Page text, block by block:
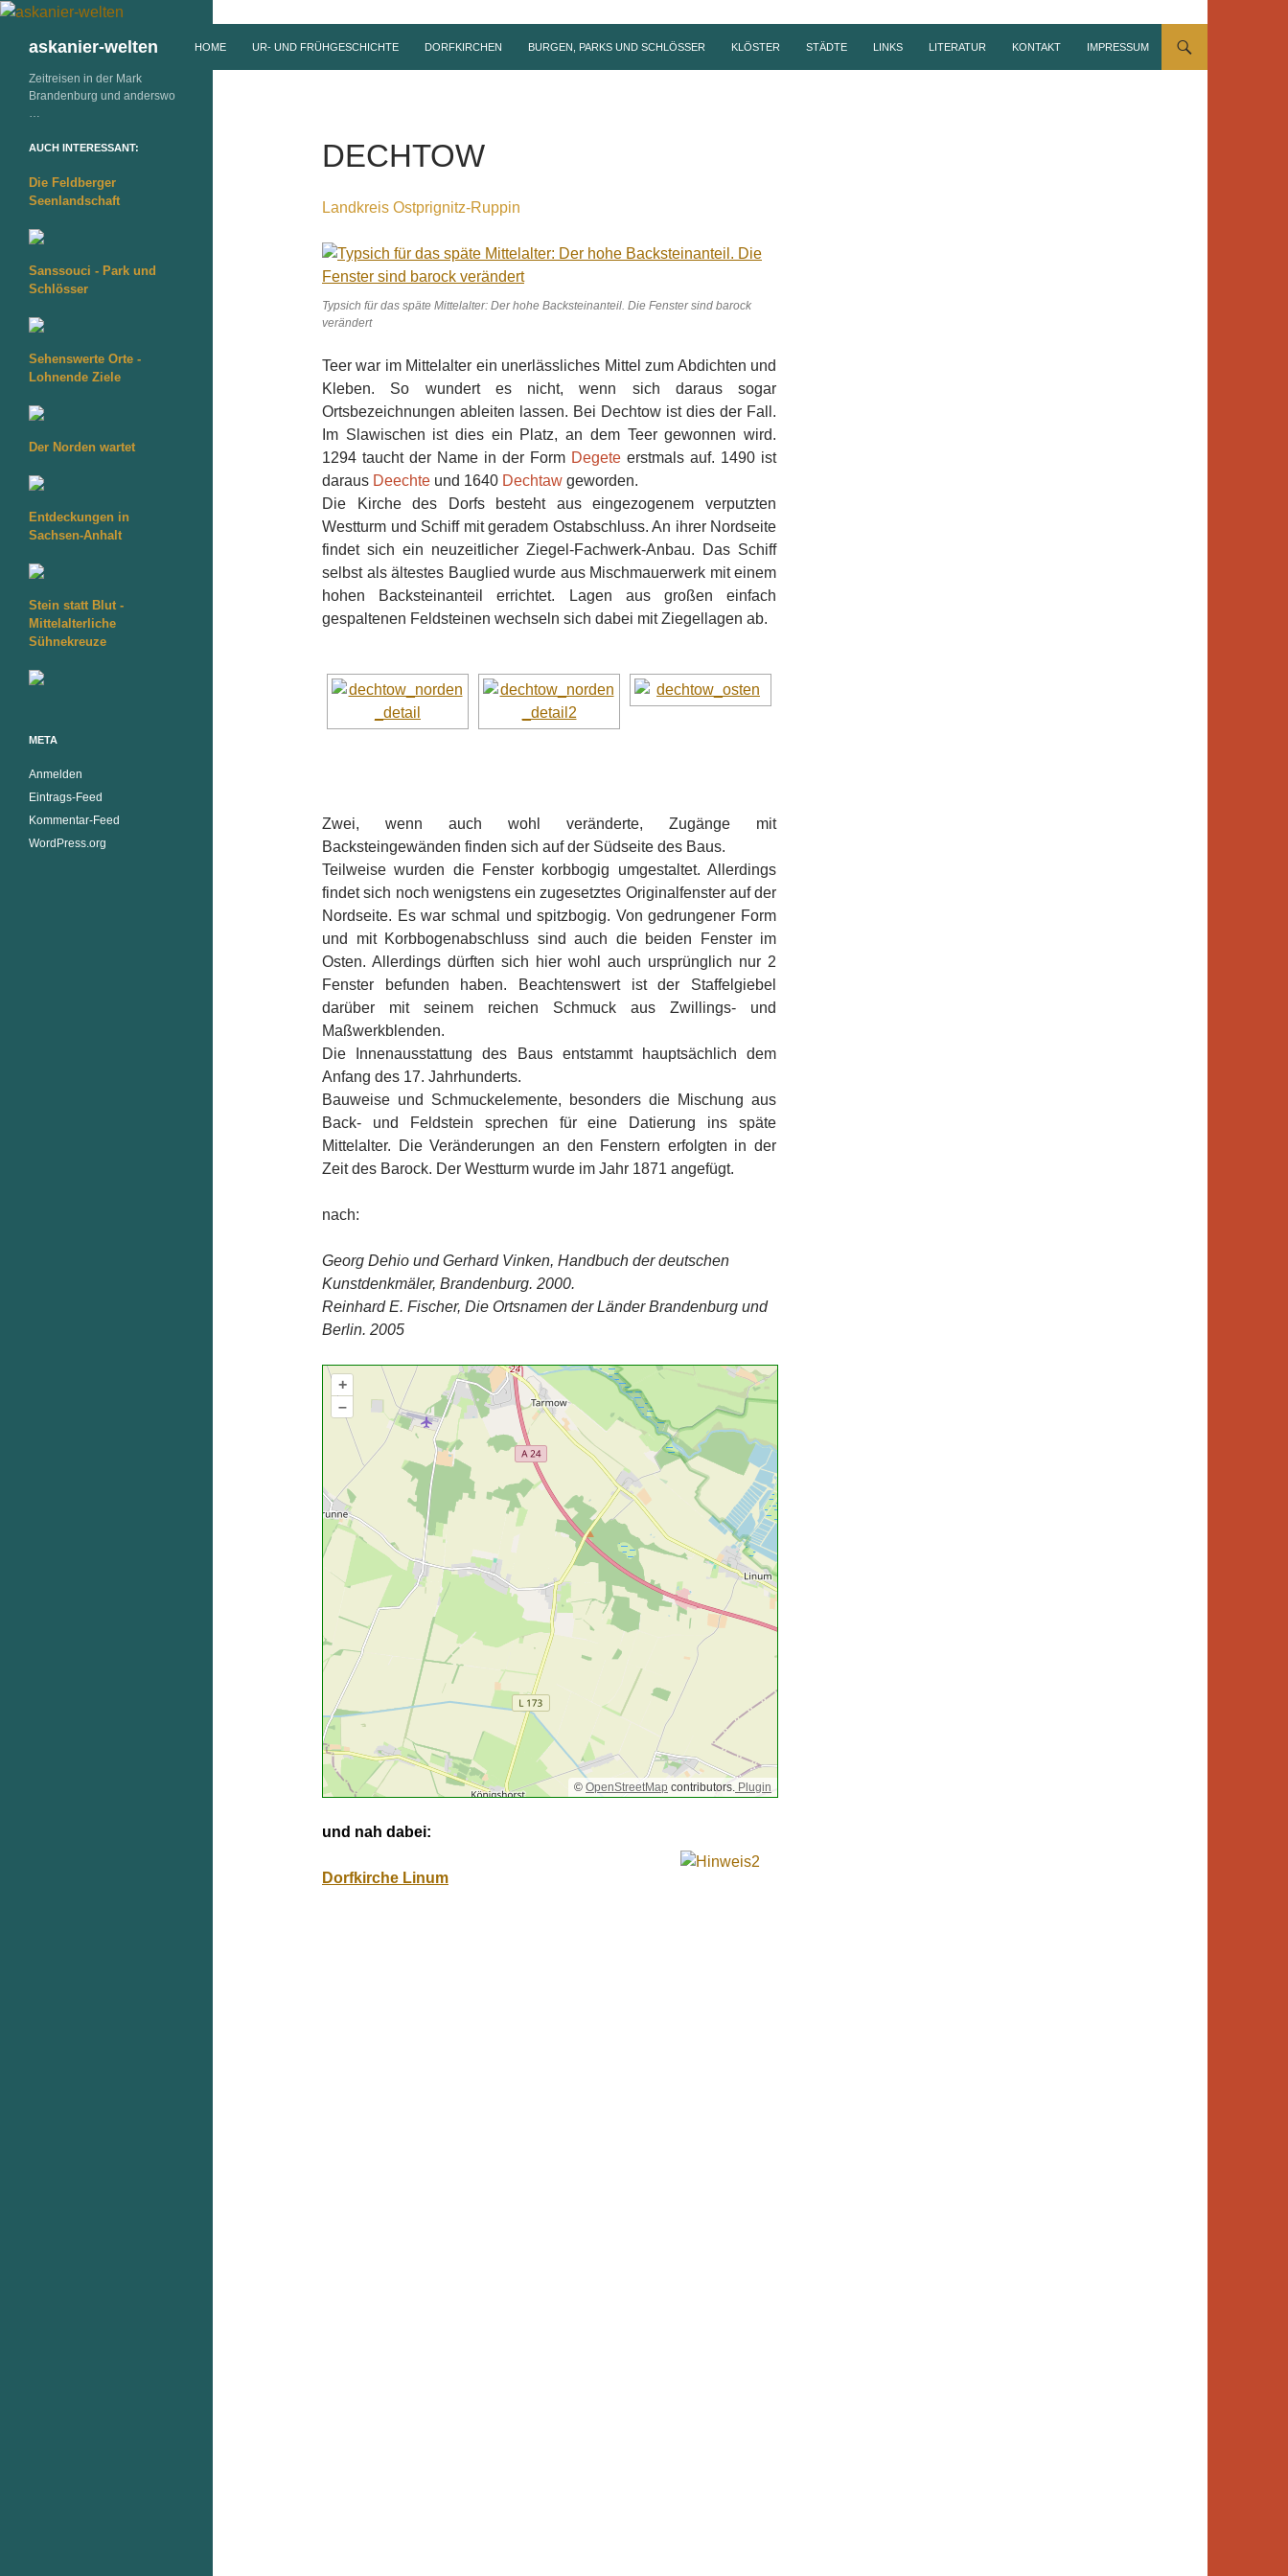
askanier-welten
HOME
UR- UND FRÜHGESCHICHTE DORFKIRCHEN BURGEN, PARKS UND SCHLÖSSER KLÖSTER STÄDTE LINKS LITERATUR KONTAKT IMPRESSUM
DECHTOW
Landkreis Ostprignitz-Ruppin
Typsich für das späte Mittelalter: Der hohe Backsteinanteil. Die Fenster sind barock
verändert
Teer war im Mittelalter ein unerlässliches Mittel zum Abdichten und
Kleben. So wundert es nicht, wenn sich daraus sogar
Ortsbezeichnungen ableiten lassen. Bei Dechtow ist dies der Fall.
Im Slawischen ist dies ein Platz, an dem Teer gewonnen wird.
1294 taucht der Name in der Form Degete erstmals auf. 1490 ist
daraus Deechte und 1640 Dechtaw geworden.
Die Kirche des Dorfs besteht aus eingezogenem verputzten
Westturm und Schiff mit geradem Ostabschluss. An ihrer Nordseite
findet sich ein neuzeitlicher Ziegel-Fachwerk-Anbau. Das Schiff
selbst als ältestes Bauglied wurde aus Mischmauerwerk mit einem
hohen Backsteinanteil errichtet. Lagen aus großen einfach
gespaltenen Feldsteinen wechseln sich dabei mit Ziegellagen ab.
Zwei, wenn auch wohl veränderte, Zugänge mit
Backsteingewänden finden sich auf der Südseite des Baus.
Teilweise wurden die Fenster korbbogig umgestaltet. Allerdings
findet sich noch wenigstens ein zugesetztes Originalfenster auf der
Nordseite. Es war schmal und spitzbogig. Von gedrungener Form
und mit Korbbogenabschluss sind auch die beiden Fenster im
Osten. Allerdings dürften sich hier wohl auch ursprünglich nur 2
Fenster befunden haben. Beachtenswert ist der Staffelgiebel
darüber mit seinem reichen Schmuck aus Zwillings- und
Maßwerkblenden.
Die Innenausstattung des Baus entstammt hauptsächlich dem
Anfang des 17. Jahrhunderts.
Bauweise und Schmuckelemente, besonders die Mischung aus
Back- und Feldstein sprechen für eine Datierung ins späte
Mittelalter. Die Veränderungen an den Fenstern erfolgten in der
Zeit des Barock. Der Westturm wurde im Jahr 1871 angefügt.
nach:
Georg Dehio und Gerhard Vinken, Handbuch der deutschen
Kunstdenkmäler, Brandenburg. 2000.
Reinhard E. Fischer, Die Ortsnamen der Länder Brandenburg und
Berlin. 2005
+
–
© OpenStreetMap contributors. Plugin
und nah dabei:
Dorfkirche Linum
Zeitreisen in der Mark
Brandenburg und anderswo
AUCH INTERESSANT:
Die Feldberger
Seenlandschaft
Sanssouci - Park und
Schlösser
Sehenswerte Orte -
Lohnende Ziele
Der Norden wartet
Entdeckungen in
Sachsen-Anhalt
Stein statt Blut -
Mittelalterliche
Sühnekreuze
META
Anmelden
Eintrags-Feed
Kommentar-Feed
WordPress.org